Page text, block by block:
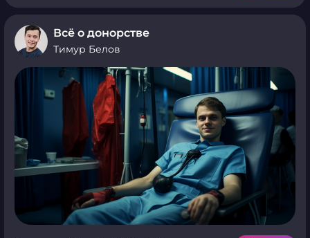
Всё о донорстве
Тимур Белов